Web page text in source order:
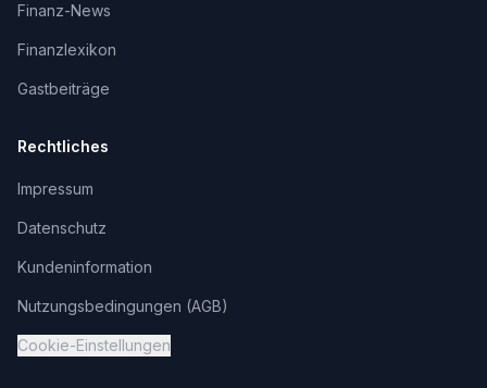
Finanz-News
Finanzlexikon
Gastbeiträge
Rechtliches
Impressum
Datenschutz
Kundeninformation
Nutzungsbedingungen (AGB)
Cookie-Einstellungen